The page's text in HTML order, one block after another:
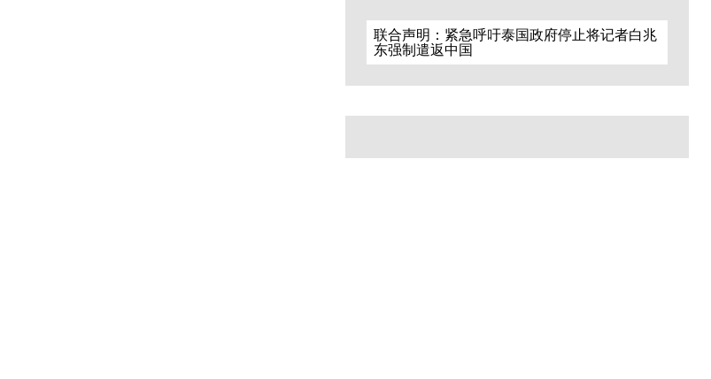
联合声明：紧急呼吁泰国政府停止将记者白兆
东强制遣返中国